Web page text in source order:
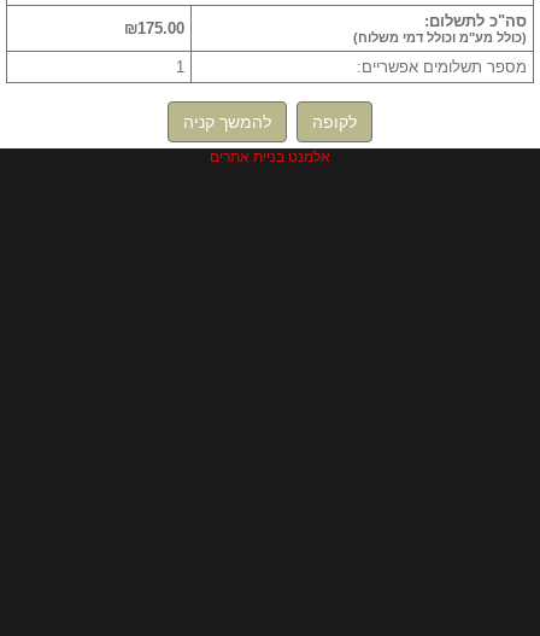
סה"כ לתשלום:
(כולל מע"מ וכולל דמי משלוח) ₪175.00
מספר תשלומים אפשריים: 1
לקופה להמשך קניה
אלמנט בניית אתרים